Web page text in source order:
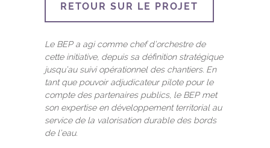
RETOUR SUR LE PROJET
Le BEP a agi comme chef d’orchestre de
cette initiative, depuis sa définition stratégique
jusqu’au suivi opérationnel des chantiers. En
tant que pouvoir adjudicateur pilote pour le
compte des partenaires publics, le BEP met
son expertise en développement territorial au
service de la valorisation durable des bords
de l’eau.